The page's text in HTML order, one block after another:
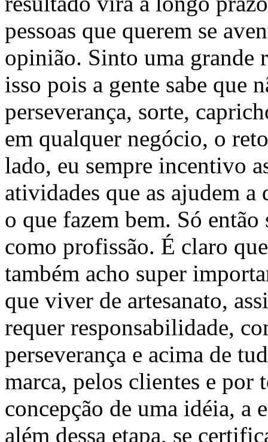
pessoas que querem se
opinião. Sinto uma grande
isso pois a gente sabe que
perseverança, sorte,
em qualquer negócio, o
lado, eu sempre incentivo
atividades que as ajudem
o que fazem bem. Só
como profissão. É claro
também acho super
que viver de artesanato,
requer responsabilidade,
perseverança e acima de
marca, pelos clientes e por
concepção de uma idéia, a
além dessa etapa, se